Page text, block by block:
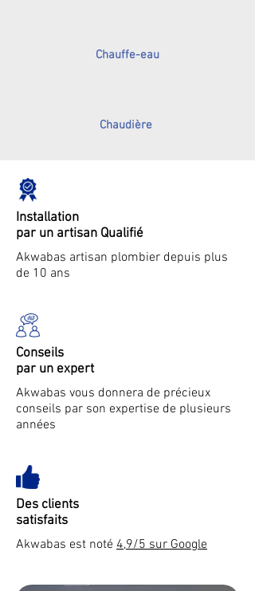
Chauffe-eau
Chaudière
Installation
par un artisan Qualifié
Akwabas artisan plombier depuis plus
de 10 ans
Conseils
par un expert
Akwabas vous donnera de précieux
conseils par son expertise de plusieurs
années
Des clients
satisfaits
Akwabas est noté 4,9/5 sur Google